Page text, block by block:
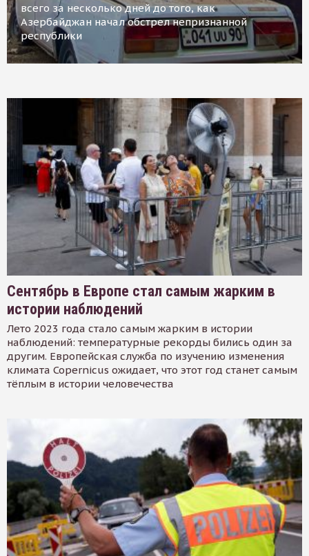
всего за несколько дней до того, как
Азербайджан начал обстрел непризнанной
республики
Сентябрь в Европе стал самым жарким в
истории наблюдений
Лето 2023 года стало самым жарким в истории
наблюдений: температурные рекорды бились один за
другим. Европейская служба по изучению изменения
климата Copernicus ожидает, что этот год станет самым
тёплым в истории человечества